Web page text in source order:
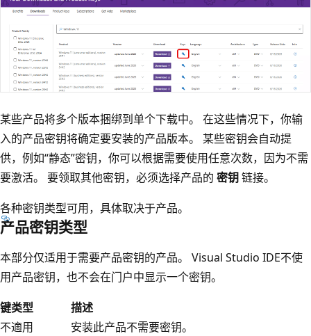
某些产品将多个版本捆绑到单个下载中。 在这些情况下，你输
入的产品密钥将确定要安装的产品版本。 某些密钥会自动提
供，例如“静态”密钥，你可以根据需要使用任意次数，因为不需
要激活。 要领取其他密钥，必须选择产品的 密钥链接。
各种密钥类型可用，具体取决于产品。
产品密钥类型
本部分仅适用于需要产品密钥的产品。 Visual Studio IDE不使
用产品密钥，也不会在门户中显示一个密钥。
键类型
描述
不適用
安装此产品不需要密钥。